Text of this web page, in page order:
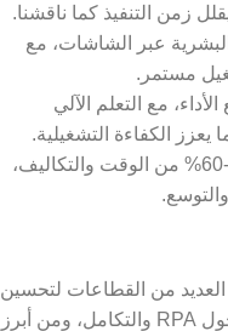
عبر الشاشات، مع
مستمر.
مع التعلم الآلي
الكفاءة التشغيلية.
​تقيس النتائج عبر مؤشرات مثل توفير 40-60% من الوقت والتكاليف،
من القطاعات لتحسين
الكفاءة، كما أظهرت السياقات السابقة حول RPA والتكامل، ومن أبرز